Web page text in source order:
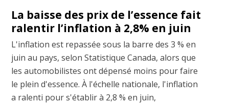
La baisse des prix de l’essence fait
ralentir l’inflation à 2,8% en juin
L'inflation est repassée sous la barre des 3 % en
juin au pays, selon Statistique Canada, alors que
les automobilistes ont dépensé moins pour faire
le plein d'essence. À l'échelle nationale, l'inflation
a ralenti pour s'établir à 2,8 % en juin,